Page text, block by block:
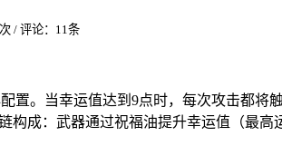
次 / 评论：11条
置。当幸运值达到9点时，每次攻击都
构成：武器通过祝福油提升幸运值（最